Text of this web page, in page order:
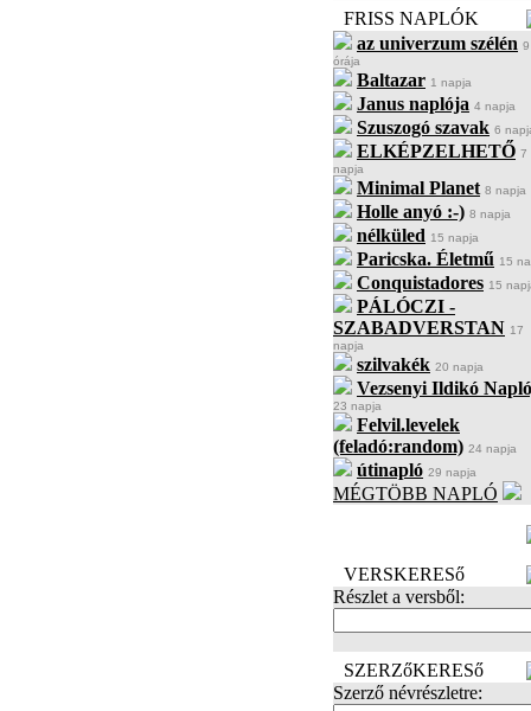
FRISS NAPLÓK
az univerzum szélén 9
órája
Baltazar 1 napja
Janus naplója 4 napja
Szuszogó szavak 6
ELKÉPZELHETŐ 7
napja
Minimal Planet 8 napja
Holle anyó :-) 8 napja
nélküled 15 napja
Paricska. Életmű 15
Conquistadores 15
PÁLÓCZI -
SZABADVERSTAN 17
napja
szilvakék 20 napja
Vezsenyi Ildikó
23 napja
Felvil.levelek
(feladó:random) 24 napja
útinapló 29 napja
MÉGTÖBB NAPLÓ
VERSKERESő
Részlet a versből:
SZERZőKERESő
Szerző névrészletre: